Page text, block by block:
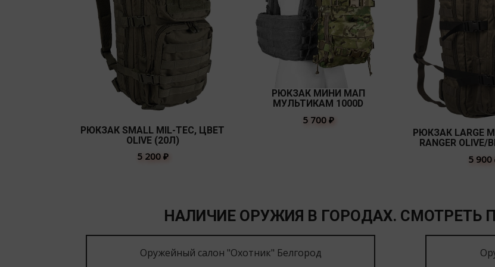
РЮКЗАК SMALL MIL-TEC, ЦВЕТ
OLIVE (20Л)
5 200 ₽
РЮКЗАК МИНИ МАП
МУЛЬТИКАМ 1000D
5 700 ₽
РЮКЗАК LARGE
RANGER OLIVE/
5 900
НАЛИЧИЕ ОРУЖИЯ В ГОРОДАХ. СМОТРЕТЬ
Оружейный салон "Охотник" Белгород